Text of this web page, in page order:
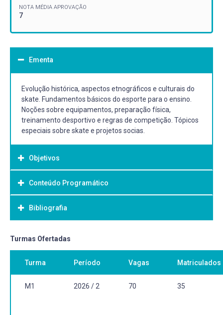
NOTA MÉDIA APROVAÇÃO
7
Ementa
Evolução histórica, aspectos etnográficos e culturais do
skate. Fundamentos básicos do esporte para o ensino.
Noções sobre equipamentos, preparação física,
treinamento desportivo e regras de competição. Tópicos
especiais sobre skate e projetos socias.
Objetivos
Objetivo Geral:
Proporcionar ao estudante de Educação Física uma
discussão acerca dos temas envolvidos no skate,
Ampliar o referencial de vivências corporais dos
Conteúdo Programático
Bibliografia
Bibliografia Básica:
ARMBRUST, I; LAURO, F.A.A. O skate e suas possibilidades
educacionais. Motriz, Revista de Educação Física, 16.3,
(2010): 799-807.
BRANDÃO, L. História e Esporte: leituras do corpo no filme
Turmas Ofertadas
Turma Período Vagas Matriculados
M1 2026 / 2 70 35